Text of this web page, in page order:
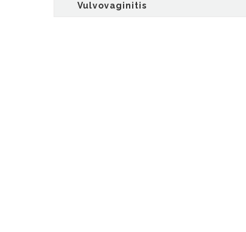
Vulvovaginitis